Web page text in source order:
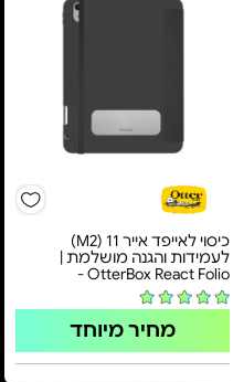
כיסוי לאייפד אייר 11 (M2)
לעמידות והגנה מושלמת |
OtterBox React Folio -
מחיר מיוחד